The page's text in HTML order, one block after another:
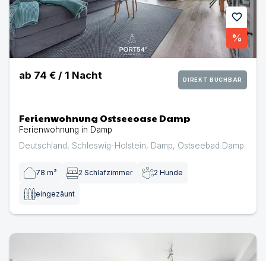
favorite
%
ab 74 € / 1 Nacht DIREKT BUCHBAR
Ferienwohnung Ostseeoase Damp
Ferienwohnung in Damp
Deutschland, Schleswig-Holstein, Damp, Ostseebad Damp
78 m² 2 Schlafzimmer 2 Hunde
eingezäunt
Ferienwohnung Meerzeit Damp | Ferienwohnung in